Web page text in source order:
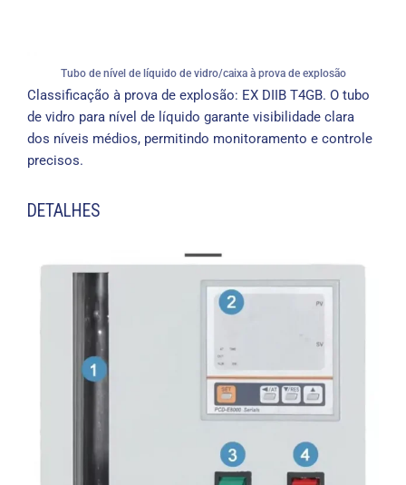
Tubo de nível de líquido de vidro/caixa à prova de explosão
Classificação à prova de explosão: EX DIIB T4GB. O tubo
de vidro para nível de líquido garante visibilidade clara
dos níveis médios, permitindo monitoramento e controle
precisos.
DETALHES